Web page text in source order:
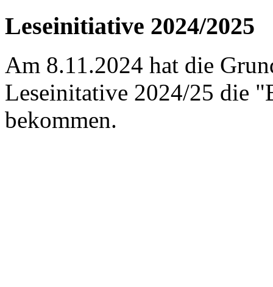
Leseinitiative 2024/2025
Am 8.11.2024 hat die
Leseinitative 2024/25 die
bekommen.